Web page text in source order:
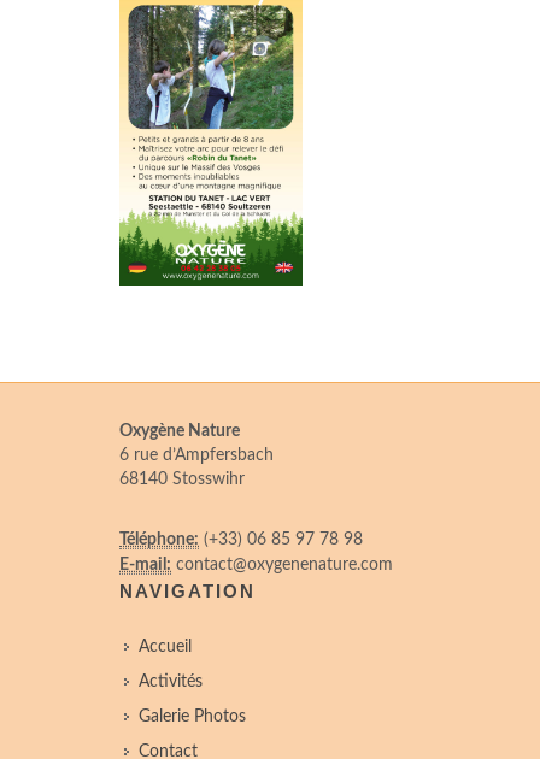
Oxygène Nature
6 rue d’Ampfersbach
68140 Stosswihr
Téléphone: (+33) 06 85 97 78 98
E-mail: contact@oxygenenature.com
NAVIGATION
Accueil
Activités
Galerie Photos
Contact